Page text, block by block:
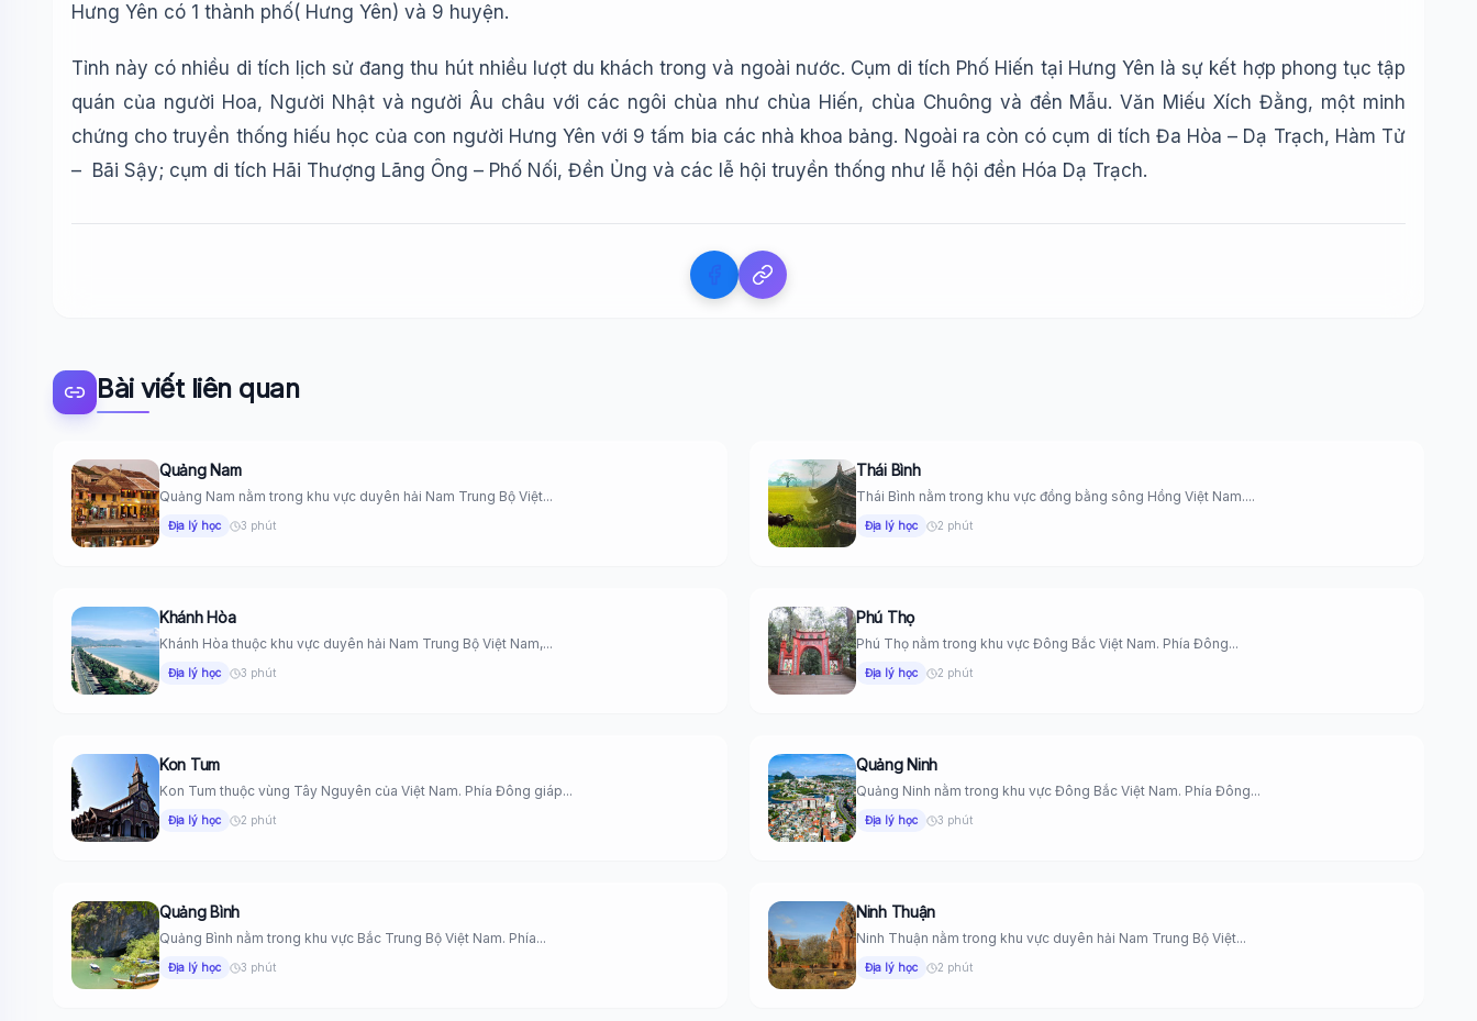
Hưng Yên có 1 thành phố( Hưng Yên) và 9 huyện.
Tỉnh này có nhiều di tích lịch sử đang thu hút nhiều lượt du khách trong và ngoài nước. Cụm di tích Phố Hiến tại Hưng Yên là sự kết hợp phong tục tập
quán của người Hoa, Người Nhật và người Âu châu với các ngôi chùa như chùa Hiến, chùa Chuông và đền Mẫu. Văn Miếu Xích Đằng, một minh
chứng cho truyền thống hiếu học của con người Hưng Yên với 9 tấm bia các nhà khoa bảng. Ngoài ra còn có cụm di tích Đa Hòa – Dạ Trạch, Hàm Tử
– Bãi Sậy; cụm di tích Hãi Thượng Lãng Ông – Phố Nối, Đền Ủng và các lễ hội truyền thống như lễ hội đền Hóa Dạ Trạch.
Bài viết liên quan
Quảng Nam
Quảng Nam nằm trong khu vực duyên hải Nam Trung Bộ Việt...
Địa lý học 3 phút
Thái Bình
Thái Bình nằm trong khu vực đồng bằng sông Hồng Việt Nam....
Địa lý học 2 phút
Khánh Hòa
Khánh Hòa thuộc khu vực duyên hải Nam Trung Bộ Việt Nam,...
Địa lý học 3 phút
Phú Thọ
Phú Thọ nằm trong khu vực Đông Bắc Việt Nam. Phía Đông...
Địa lý học 2 phút
Kon Tum
Kon Tum thuộc vùng Tây Nguyên của Việt Nam. Phía Đông giáp...
Địa lý học 2 phút
Quảng Ninh
Quảng Ninh nằm trong khu vực Đông Bắc Việt Nam. Phía Đông...
Địa lý học 3 phút
Quảng Bình
Quảng Bình nằm trong khu vực Bắc Trung Bộ Việt Nam. Phía...
Địa lý học 3 phút
Ninh Thuận
Ninh Thuận nằm trong khu vực duyên hải Nam Trung Bộ Việt...
Địa lý học 2 phút